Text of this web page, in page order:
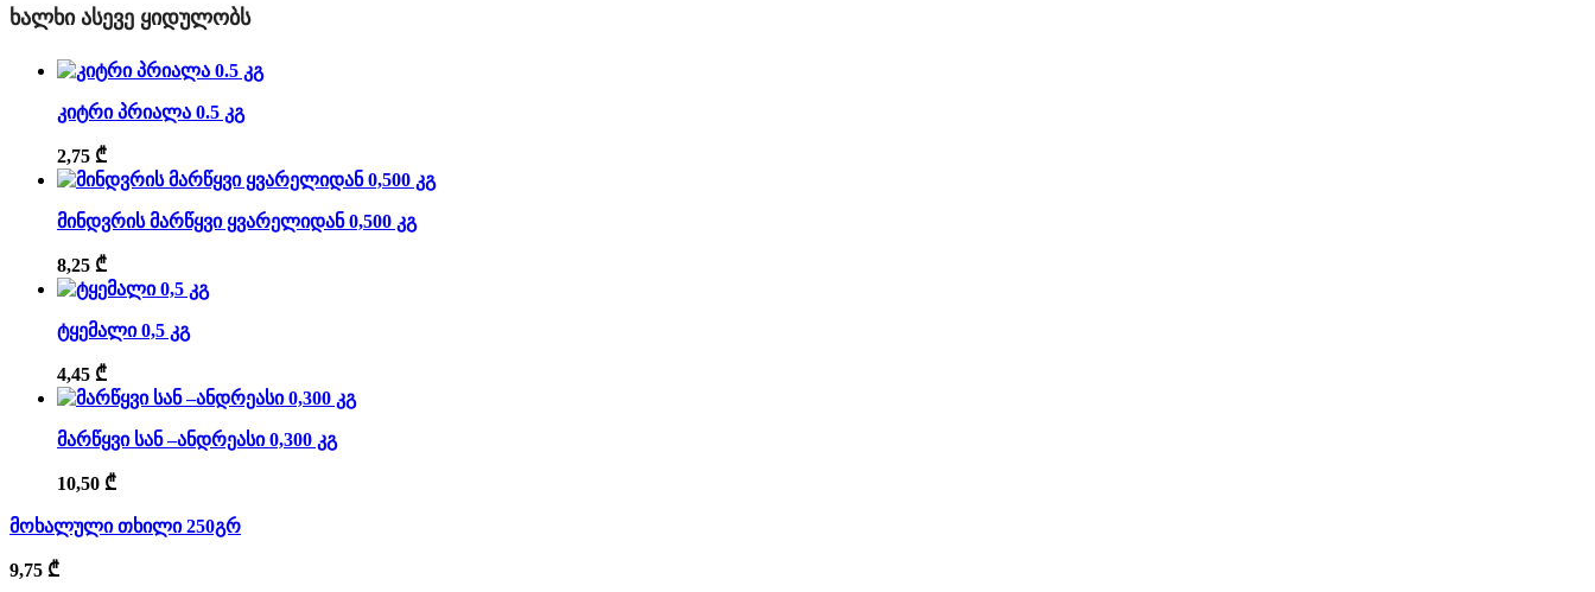
ᲮᲐᲚᲮᲘ ᲐᲡᲔᲕᲔ ᲧᲘᲓᲣᲚᲝᲑᲡ
კიტრი პრიალა 0.5 კგ
2,75 ₾
მინდვრის მარწყვი ყვარელიდან 0,500 კგ
8,25 ₾
ტყემალი 0,5 კგ
4,45 ₾
მარწყვი სან –ანდრეასი 0,300 კგ
10,50 ₾
მოხალული თხილი 250გრ
9,75 ₾